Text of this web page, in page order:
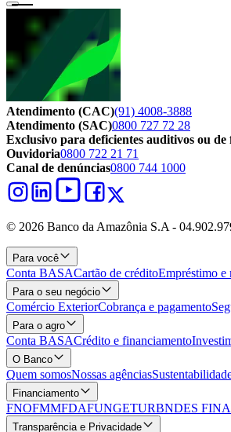
Atendimento (CAC)(91) 4008-3888
Atendimento (SAC)0800 727 72 28
Exclusivo para deficientes auditivos ou de
Ouvidoria0800 722 21 71
Canal de denúncias0800 744 1000
© 2026 Banco da Amazônia S.A -
Para você
Conta BASACartão de créditoEmpréstimo e
Para o seu negócio
Comércio ExteriorCobrança e pagamento
Para o agro
Conta BASACrédito e financiamento
O Banco
Quem somosNossas agências
Financiamento
FNOFMMFDAFUNGETURBNDES
Transparência e Privacidade